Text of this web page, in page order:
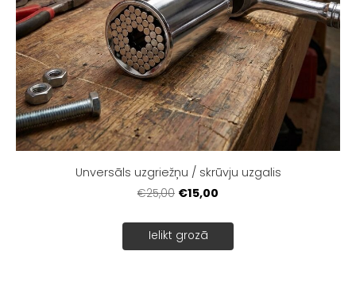
Unversāls uzgriežņu / skrūvju uzgalis
€25,00 €15,00
Ielikt grozā